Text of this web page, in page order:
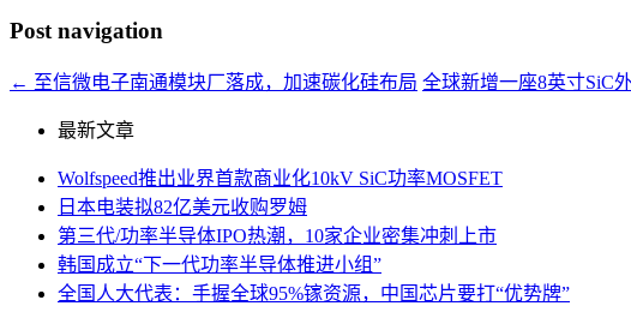
Post navigation
← 至信微电子南通模块厂落成，加速碳化硅布局 全球新增一座8英寸SiC
最新文章
Wolfspeed推出业界首款商业化10kV SiC功率MOSFET
日本电装拟82亿美元收购罗姆
第三代/功率半导体IPO热潮，10家企业密集冲刺上市
韩国成立“下一代功率半导体推进小组”
全国人大代表：手握全球95%镓资源，中国芯片要打“优势牌”